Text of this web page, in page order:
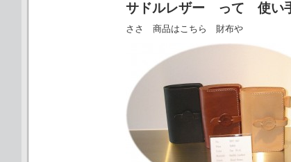
サドルレザー って 使い
ささ 商品はこちら 財布や